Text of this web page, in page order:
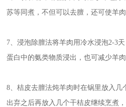
苏等同煮，不但可以去膻，还可使羊
7、浸泡除膻法将羊肉用冷水浸泡2-3
蛋白中的氨类物质浸出，也可减少羊肉
8、桔皮去膻法炖羊肉时在锅里放入
出弃之后再放入几个干桔皮继续烹煮